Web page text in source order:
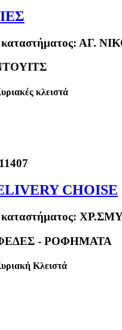
καταστήματος: ΑΓ.
κλειστά
CHOISE
καταστήματος:
- ΡΟΦΗΜΑΤΑ
Κλειστά